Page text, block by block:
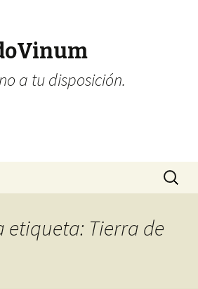
a tu disposición.
Buscar:
etiqueta: Tierra de